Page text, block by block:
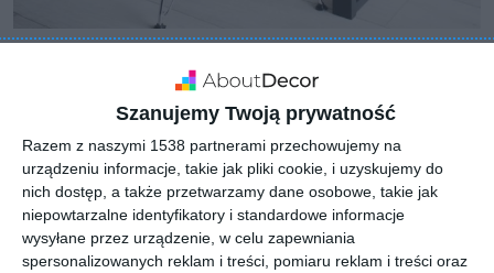
Szanujemy Twoją prywatność
Razem z naszymi 1538 partnerami przechowujemy na
urządzeniu informacje, takie jak pliki cookie, i uzyskujemy do
nich dostęp, a także przetwarzamy dane osobowe, takie jak
niepowtarzalne identyfikatory i standardowe informacje
wysyłane przez urządzenie, w celu zapewniania
spersonalizowanych reklam i treści, pomiaru reklam i treści oraz